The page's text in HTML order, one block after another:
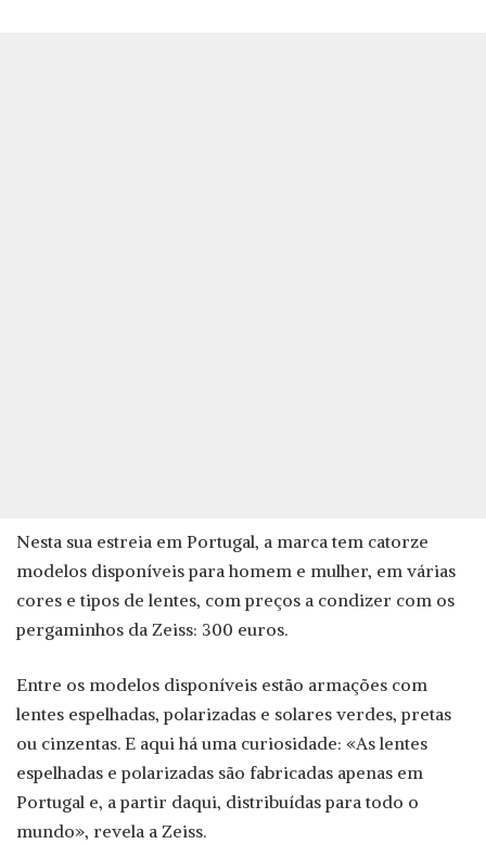
Nesta sua estreia em Portugal, a marca tem catorze
modelos disponíveis para homem e mulher, em várias
cores e tipos de lentes, com preços a condizer com os
pergaminhos da Zeiss: 300 euros.
Entre os modelos disponíveis estão armações com
lentes espelhadas, polarizadas e solares verdes, pretas
ou cinzentas. E aqui há uma curiosidade: «As lentes
espelhadas e polarizadas são fabricadas apenas em
Portugal e, a partir daqui, distribuídas para todo o
mundo», revela a Zeiss.